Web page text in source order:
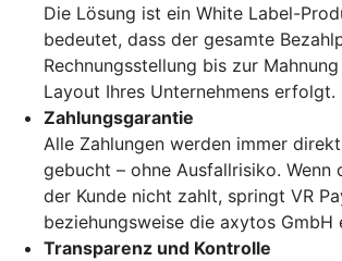
Die Lösung ist ein White Label-
bedeutet, dass der gesamte
Rechnungsstellung bis zur
Layout Ihres Unternehmens erfolgt.
Zahlungsgarantie
Alle Zahlungen werden immer
gebucht – ohne Ausfallrisiko. Wenn
der Kunde nicht zahlt, springt VR
beziehungsweise die axytos GmbH
Transparenz und Kontrolle